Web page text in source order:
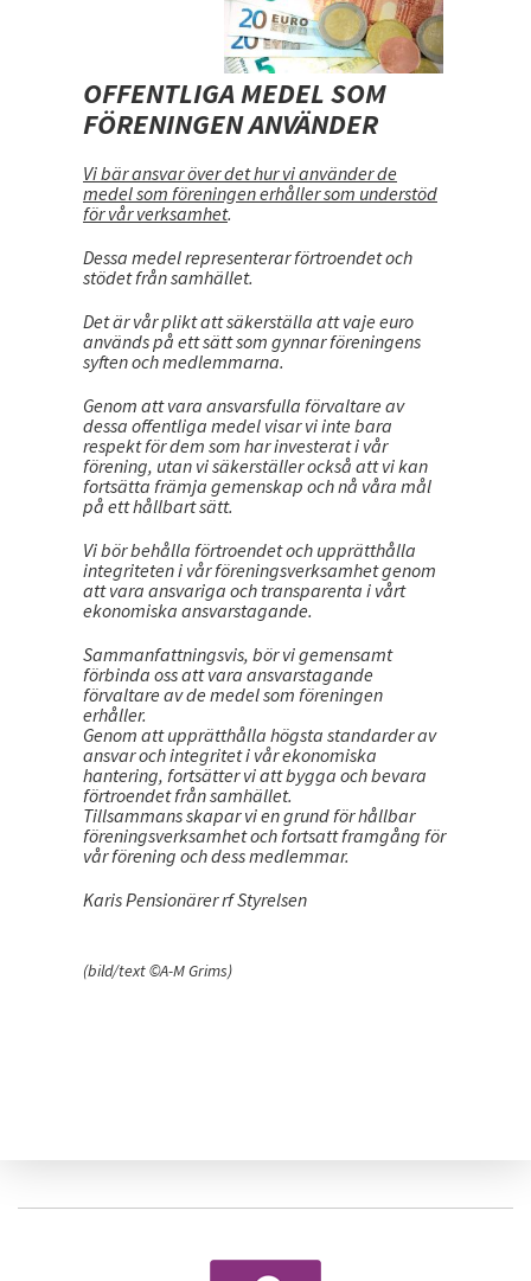
OFFENTLIGA MEDEL SOM
FÖRENINGEN ANVÄNDER
Vi bär ansvar över det hur vi använder de
medel som föreningen erhåller som understöd
för vår verksamhet.
Dessa medel representerar förtroendet och
stödet från samhället.
Det är vår plikt att säkerställa att vaje euro
används på ett sätt som gynnar föreningens
syften och medlemmarna.
Genom att vara ansvarsfulla förvaltare av
dessa offentliga medel visar vi inte bara
respekt för dem som har investerat i vår
förening, utan vi säkerställer också att vi kan
fortsätta främja gemenskap och nå våra mål
på ett hållbart sätt.
Vi bör behålla förtroendet och upprätthålla
integriteten i vår föreningsverksamhet genom
att vara ansvariga och transparenta i vårt
ekonomiska ansvarstagande.
Sammanfattningsvis, bör vi gemensamt
förbinda oss att vara ansvarstagande
förvaltare av de medel som föreningen
erhåller.
Genom att upprätthålla högsta standarder av
ansvar och integritet i vår ekonomiska
hantering, fortsätter vi att bygga och bevara
förtroendet från samhället.
Tillsammans skapar vi en grund för hållbar
föreningsverksamhet och fortsatt framgång för
vår förening och dess medlemmar.
Karis Pensionärer rf Styrelsen
(bild/text ©A-M Grims)